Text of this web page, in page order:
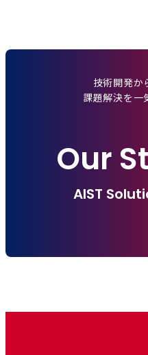
技術開発か
課題解決を一
Our
AIST